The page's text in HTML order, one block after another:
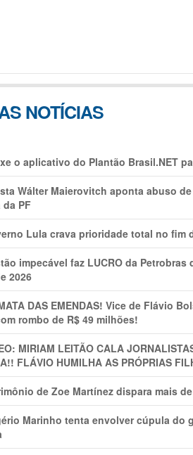
NOTÍCIAS
o aplicativo do Plantão Brasil.NET
Wálter Maierovitch aponta abuso
PF
Lula crava prioridade total no fim
impecável faz LUCRO da
2026
DAS EMENDAS! Vice de Flávio
rombo de R$ 49 milhões!
MIRIAM LEITÃO CALA
FLÁVIO HUMILHA AS PRÓPRIAS
de Zoe Martínez dispara mais
Marinho tenta envolver cúpula do